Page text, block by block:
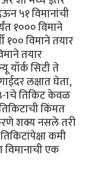
५१ विमानांची
१००० विमाने
१०० विमाने तयार
तयार
यॉर्क सिटी ते
लक्षात घेता,
1चे तिकिट केवळ
किंमत
शक्य नसले तरी
कमी
एक